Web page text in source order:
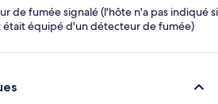
de fumée signalé (l'hôte n'a pas indiqué si
équipé d'un détecteur de fumée)